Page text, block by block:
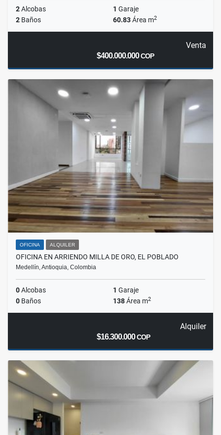
2Alcobas 1 Garaje
2 Baños 60.83Área m2
Venta
$400.000.000COP
OFICINA ALQUILER
OFICINA EN ARRIENDO MILLA DE ORO, EL POBLADO
Medellín, Antioquia, Colombia
0Alcobas 1 Garaje
0 Baños 138Área m2
Alquiler
$16.300.000COP